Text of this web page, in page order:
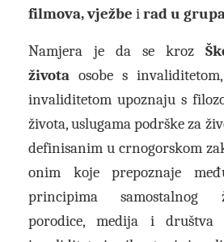
filmova, vježbe irad u
Namjera je da se kroz
života osobe s
invaliditetom upoznaju s
života, uslugama podrške za
definisanim u crnogorskom
onim koje prepoznaje
principima samostalnog
porodice, medija i društva